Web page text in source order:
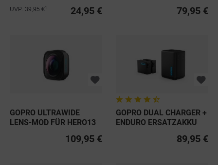
24,95 €
UVP: 39,95 € 79,95 €
GOPRO ULTRAWIDE
LENS-MOD FÜR HERO13
109,95 €
GOPRO DUAL CHARGER +
ENDURO ERSATZAKKU
89,95 €